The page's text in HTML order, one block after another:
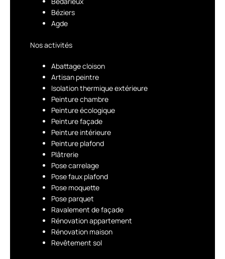
Béziers
Agde
Nos activités
Abattage cloison
Artisan peintre
Isolation thermique extérieure
Peinture chambre
Peinture écologique
Peinture façade
Peinture intérieure
Peinture plafond
Plâtrerie
Pose carrelage
Pose faux plafond
Pose moquette
Pose parquet
Ravalement de façade
Rénovation appartement
Rénovation maison
Revêtement sol